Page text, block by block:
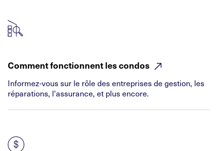
Comment fonctionnent lescondos
Informez-vous sur le rôle des entreprises de gestion, les
réparations, l'assurance, et plus encore.